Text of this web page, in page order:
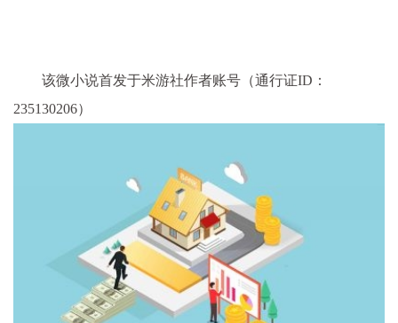
该微小说首发于米游社作者账号（通行证ID：
235130206）